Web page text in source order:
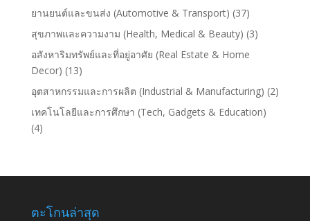
ยานยนต์และขนส่ง (Automotive & Transport) (37)
สุขภาพและความงาม (Health, Medical & Beauty) (3)
อสังหาริมทรัพย์และที่อยู่อาศัย (Real Estate & Home
Decor) (13)
อุตสาหกรรมและการผลิต (Industrial & Manufacturing) (2)
เทคโนโลยีและการศึกษา (Tech, Gadgets & Education)
(4)
ตะโกนล่าสุด